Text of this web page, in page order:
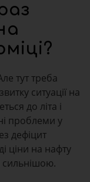
тут треба
ситуації на
до літа і
проблеми у
дефіцит
ціни на нафту